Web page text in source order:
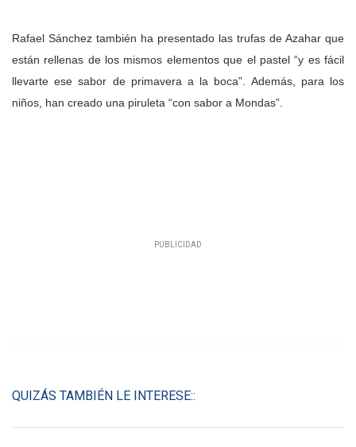
Rafael Sánchez también ha presentado las trufas de Azahar que
están rellenas de los mismos elementos que el pastel “y es fácil
llevarte ese sabor de primavera a la boca”. Además, para los
niños, han creado una piruleta “con sabor a Mondas”.
QUIZÁS TAMBIÉN LE INTERESE::